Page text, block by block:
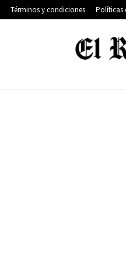
Términos y condiciones Políticas